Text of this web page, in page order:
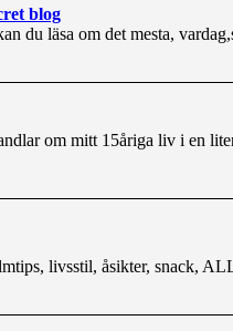
blog
du läsa om det mesta,
om mitt 15åriga liv i en
livsstil, åsikter, snack,